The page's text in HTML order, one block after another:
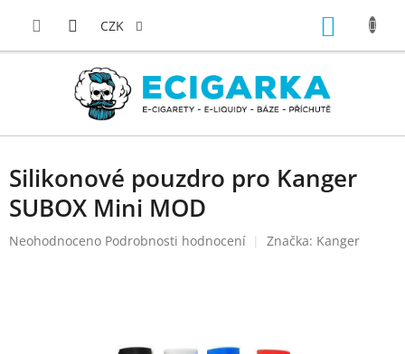
CZK
Silikonové pouzdro pro Kanger
SUBOX Mini MOD
Průměrné
Neohodnoceno Podrobnosti hodnocení Značka: Kanger